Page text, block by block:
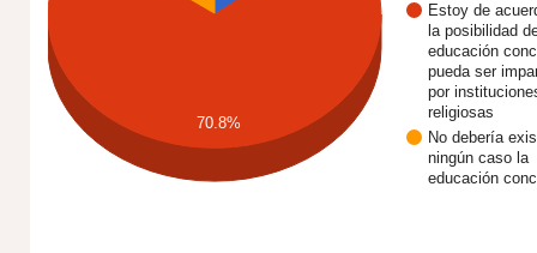
Estoy de
la posibilidad
educación
pueda ser
por
religiosas
No debería
ningún caso la
educación
70.8%